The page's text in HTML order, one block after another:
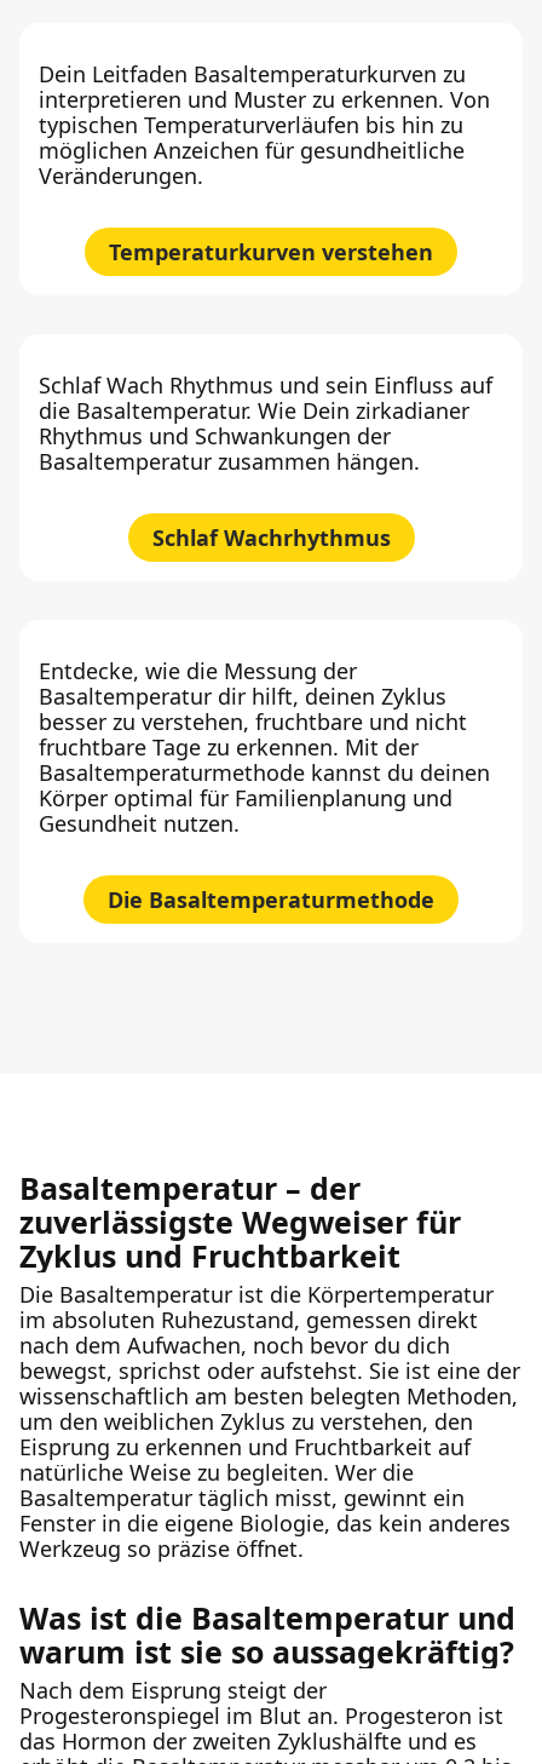
Dein Leitfaden Basaltemperaturkurven zu
interpretieren und Muster zu erkennen. Von
typischen Temperaturverläufen bis hin zu
möglichen Anzeichen für gesundheitliche
Veränderungen.
Temperaturkurven verstehen
Schlaf Wach Rhythmus und sein Einfluss auf
die Basaltemperatur. Wie Dein zirkadianer
Rhythmus und Schwankungen der
Basaltemperatur zusammen hängen.
Schlaf Wachrhythmus
Entdecke, wie die Messung der
Basaltemperatur dir hilft, deinen Zyklus
besser zu verstehen, fruchtbare und nicht
fruchtbare Tage zu erkennen. Mit der
Basaltemperaturmethode kannst du deinen
Körper optimal für Familienplanung und
Gesundheit nutzen.
Die Basaltemperaturmethode
Basaltemperatur – der
zuverlässigste Wegweiser für
Zyklus und Fruchtbarkeit
Die Basaltemperatur ist die Körpertemperatur
im absoluten Ruhezustand, gemessen direkt
nach dem Aufwachen, noch bevor du dich
bewegst, sprichst oder aufstehst. Sie ist eine der
wissenschaftlich am besten belegten Methoden,
um den weiblichen Zyklus zu verstehen, den
Eisprung zu erkennen und Fruchtbarkeit auf
natürliche Weise zu begleiten. Wer die
Basaltemperatur täglich misst, gewinnt ein
Fenster in die eigene Biologie, das kein anderes
Werkzeug so präzise öffnet.
Was ist die Basaltemperatur und
warum ist sie so aussagekräftig?
Nach dem Eisprung steigt der
Progesteronspiegel im Blut an. Progesteron ist
das Hormon der zweiten Zyklushälfte und es